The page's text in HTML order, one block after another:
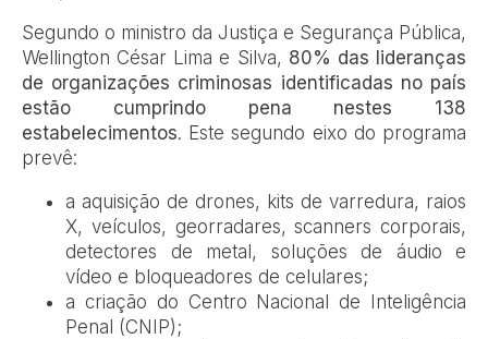
Segundo o ministro da Justiça e Segurança Pública,
Wellington César Lima e Silva, 80% das lideranças
de organizações criminosas identificadas no país
estão cumprindo pena nestes 138
estabelecimentos. Este segundo eixo do programa
prevê:
a aquisição de drones, kits de varredura, raios
X, veículos, georradares, scanners corporais,
detectores de metal, soluções de áudio e
vídeo e bloqueadores de celulares;
a criação do Centro Nacional de Inteligência
Penal (CNIP);